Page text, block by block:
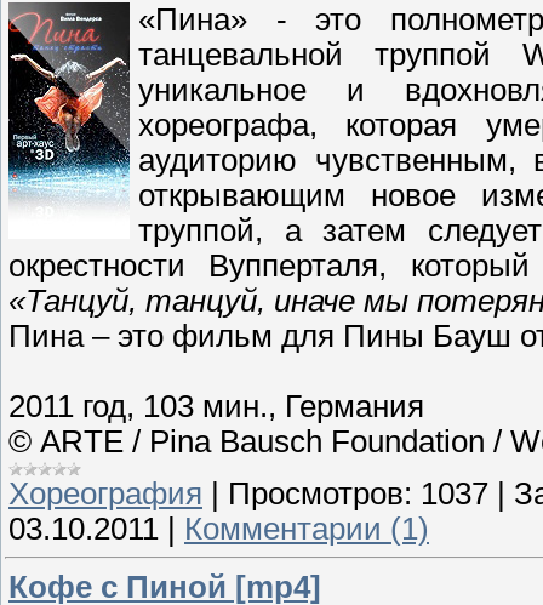
«Пина» - это
танцевальной труппой
уникальное и
хореографа, которая
аудиторию
открывающим новое
труппой, а затем
окрестности Вупперталя,
«Танцуй, танцуй, иначе мы
Пина – это фильм для Пины Бауш
2011 год, 103 мин., Германия
© ARTE / Pina Bausch Foundation /
Хореография
Просмотров: 1037
03.10.2011
Комментарии (1)
Кофе с Пиной [mp4]